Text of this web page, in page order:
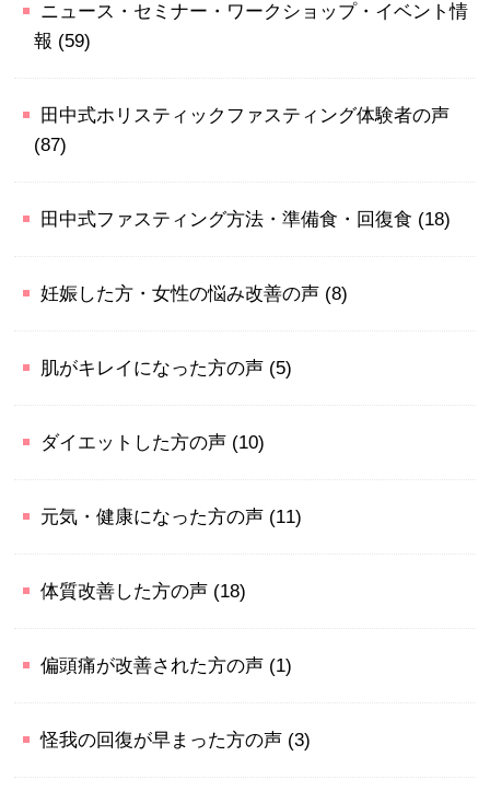
ニュース・セミナー・ワークショップ・イベント情
報 (59)
田中式ホリスティックファスティング体験者の声
(87)
田中式ファスティング方法・準備食・回復食 (18)
妊娠した方・女性の悩み改善の声 (8)
肌がキレイになった方の声 (5)
ダイエットした方の声 (10)
元気・健康になった方の声 (11)
体質改善した方の声 (18)
偏頭痛が改善された方の声 (1)
怪我の回復が早まった方の声 (3)